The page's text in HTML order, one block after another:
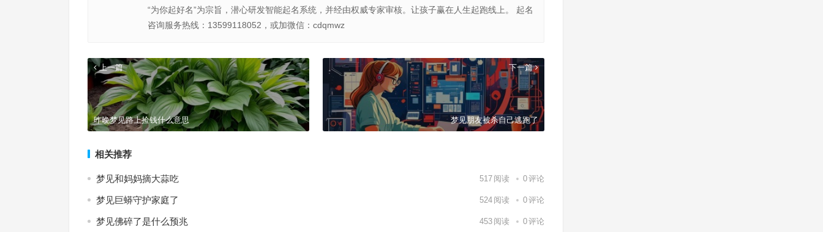
“为你起好名”为宗旨，潜心研发智能起名系统，并经由权威专家审核。让孩子赢在人生起跑线上。 起名
咨询服务热线：13599118052，或加微信：cdqmwz
上一篇
昨晚梦见路上捡钱什么意思
下一篇
梦见朋友被杀自己逃跑了
相关推荐
梦见和妈妈摘大蒜吃 517 阅读 0评论
梦见巨蟒守护家庭了 524 阅读 0评论
梦见佛碎了是什么预兆 453 阅读 0评论